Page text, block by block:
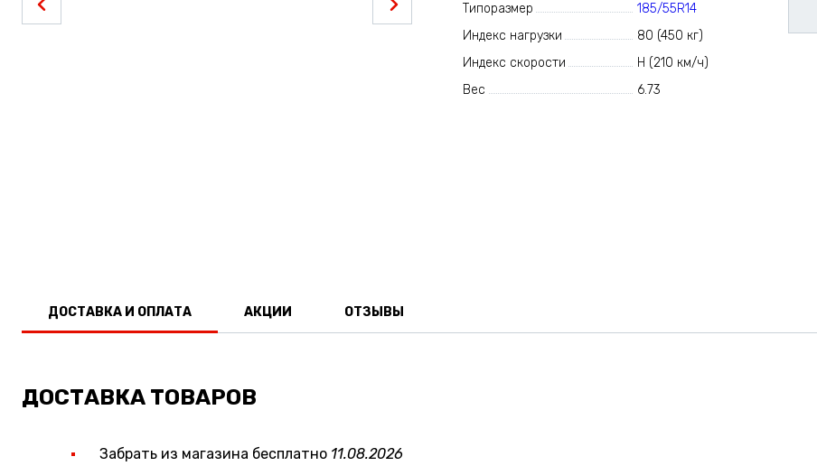
Типоразмер
185/55R14
Индекс нагрузки
80 (450 кг)
Индекс скорости
H (210 км/ч)
Вес
6.73
ДОСТАВКА И ОПЛАТА АКЦИИ ОТЗЫВЫ
ДОСТАВКА ТОВАРОВ
Забрать из магазина бесплатно 11.08.2026